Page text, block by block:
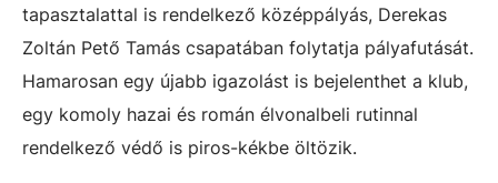
tapasztalattal is rendelkező középpályás, Derekas
Zoltán Pető Tamás csapatában folytatja pályafutását.
Hamarosan egy újabb igazolást is bejelenthet a klub,
egy komoly hazai és román élvonalbeli rutinnal
rendelkező védő is piros-kékbe öltözik.